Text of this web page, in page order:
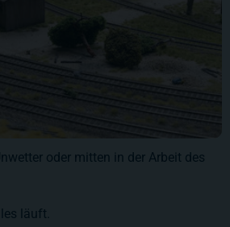
oder mitten in der Arbeit des
läuft.